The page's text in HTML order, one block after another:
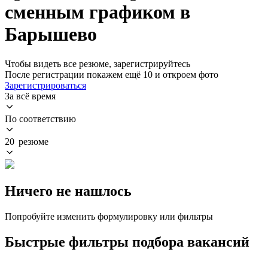
сменным графиком в
Барышево
Чтобы видеть все резюме, зарегистрируйтесь
После регистрации покажем ещё 10 и откроем фото
Зарегистрироваться
За всё время
По соответствию
20 резюме
Ничего не нашлось
Попробуйте изменить формулировку или фильтры
Быстрые фильтры подбора вакансий